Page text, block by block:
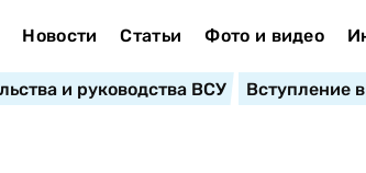
Новости Статьи Фото и видео
и руководства ВСУ Вступление